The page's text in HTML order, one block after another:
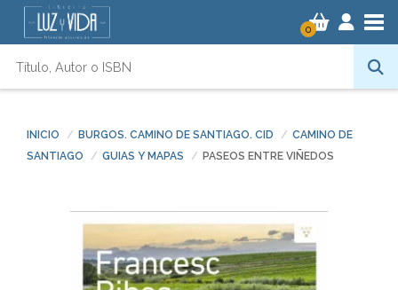
0
INICIO BURGOS. CAMINO DE SANTIAGO. CID
CAMINO DE
SANTIAGO
GUIAS Y MAPAS PASEOS ENTRE VIÑEDOS